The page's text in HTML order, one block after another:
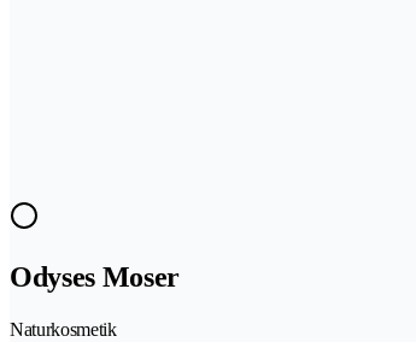
Odyses Moser
Naturkosmetik